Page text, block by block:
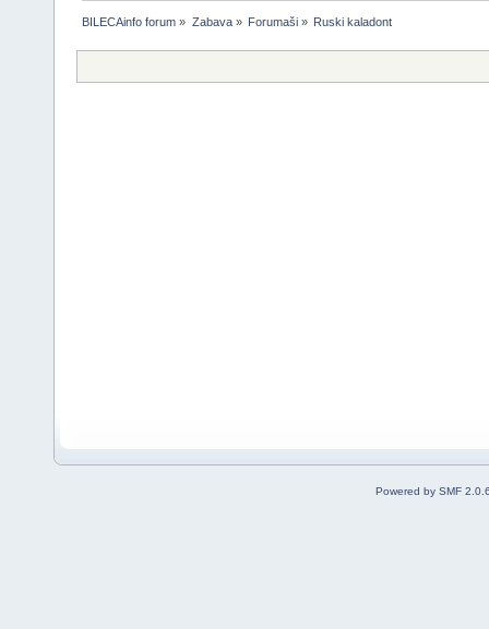
BILECAinfo forum » Zabava» Forumaši» Ruski kaladont
Powered by SMF